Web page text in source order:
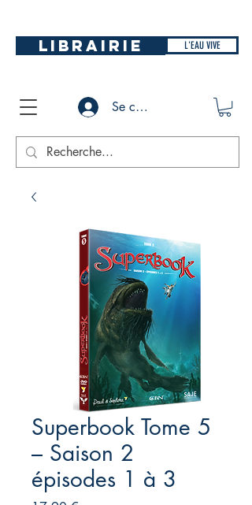
LIBRAIRIE L'EAU VIVE
Se connecter
Superbook Tome 5
– Saison 2
épisodes 1 à 3